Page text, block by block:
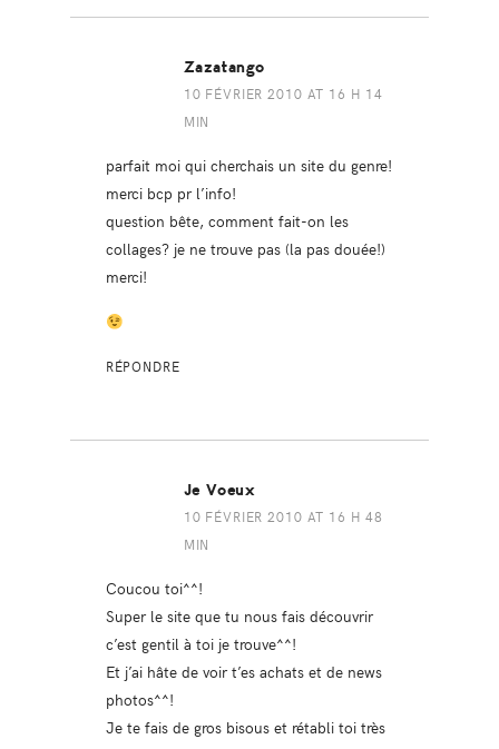
Zazatango
10 FÉVRIER 2010 AT 16 H 14
MIN
parfait moi qui cherchais un site du genre!
merci bcp pr l’info!
question bête, comment fait-on les
collages? je ne trouve pas (la pas douée!)
merci!
RÉPONDRE
Je Voeux
10 FÉVRIER 2010 AT 16 H 48
MIN
Coucou toi^^!
Super le site que tu nous fais découvrir
c’est gentil à toi je trouve^^!
Et j’ai hâte de voir t’es achats et de news
photos^^!
Je te fais de gros bisous et rétabli toi très